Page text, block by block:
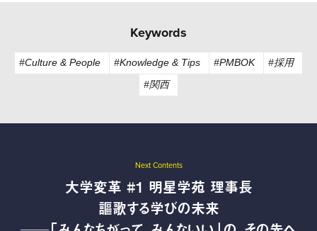
Keywords
#Culture & People #Knowledge & Tips #PMBOK
#採用
#関西
Next Contents
大学変革 #1 明星学苑 理事長
謳歌する学びの未来